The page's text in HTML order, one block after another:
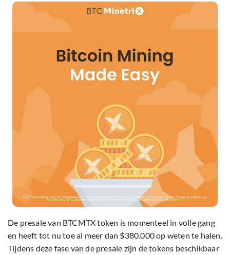
De presale van BTCMTX token is momenteel in volle gang
en heeft tot nu toe al meer dan $380.000 op weten te halen.
Tijdens deze fase van de presale zijn de tokens beschikbaar